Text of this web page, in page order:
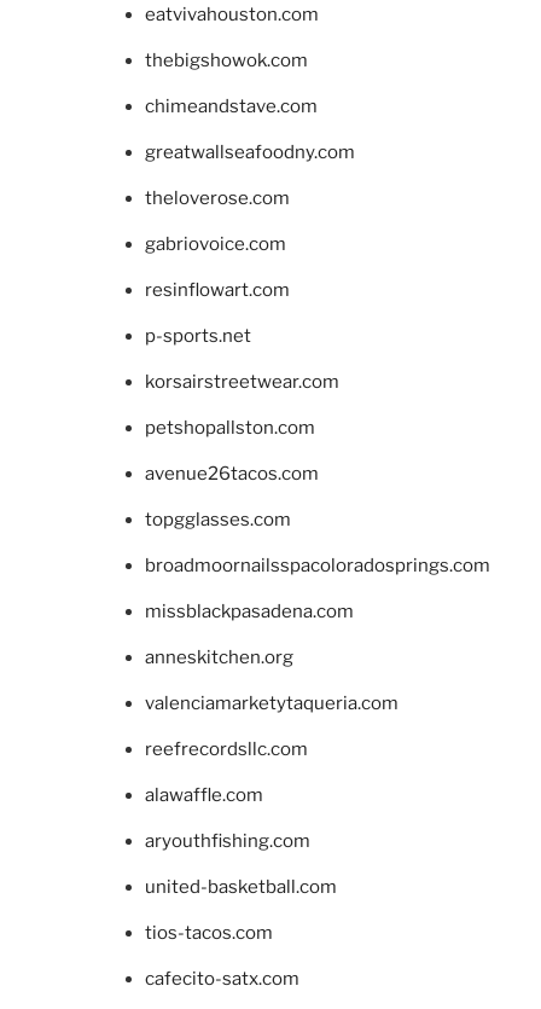
eatvivahouston.com
thebigshowok.com
chimeandstave.com
greatwallseafoodny.com
theloverose.com
gabriovoice.com
resinflowart.com
p-sports.net
korsairstreetwear.com
petshopallston.com
avenue26tacos.com
topgglasses.com
broadmoornailsspacoloradosprings.com
missblackpasadena.com
anneskitchen.org
valenciamarketytaqueria.com
reefrecordsllc.com
alawaffle.com
aryouthfishing.com
united-basketball.com
tios-tacos.com
cafecito-satx.com